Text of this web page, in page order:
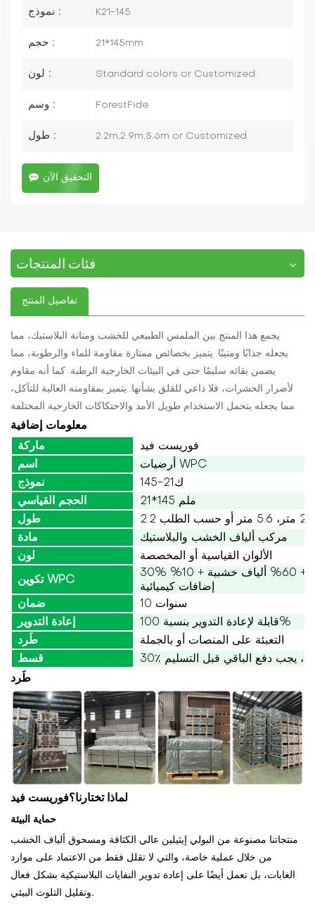
نموذج : K21-145
حجم : 21*145mm
لون : Standard colors or Customized
وسم : ForestFide
طول : 2.2m,2.9m,5.6m or Customized
التحقيق الآن
فئات المنتجات
تفاصيل المنتج
يجمع هذا المنتج بين الملمس الطبيعي للخشب ومتانة البلاستيك، مما
يجعله جذابًا ومتينًا. يتميز بخصائص ممتازة مقاومة للماء والرطوبة، مما
يضمن بقائه سليمًا حتى في البيئات الخارجية الرطبة. كما أنه مقاوم
لأضرار الحشرات، فلا داعي للقلق بشأنها. يتميز بمقاومته العالية للتآكل،
معلومات إضافية
ماركة
فوريست فيد
اسم
أرضيات WPC
نموذج
ك21-145
الحجم القياسي
21*145 ملم
طول
مادة
مركب ألياف الخشب والبلاستيك
لون
الألوان القياسية أو المخصصة
تكوين WPC
30% بولي إيثيلين عالي الكثافة + 60% ألياف خشبية + 10%
إضافات كيميائية
ضمان
10 سنوات
إعادة التدوير
قابلة لإعادة التدوير بنسبة 100%
طَرد
التعبئة على المنصات أو بالجملة
قسط
يجب دفع الباقي قبل التسليم
طَرد
لماذا تختارنا؟فوريست فيد
حماية البيئة
منتجاتنا مصنوعة من البولي إيثيلين عالي الكثافة ومسحوق ألياف الخشب
من خلال عملية خاصة، والتي لا تقلل فقط من الاعتماد على موارد
الغابات، بل تعمل أيضًا على إعادة تدوير النفايات البلاستيكية بشكل فعال
وتقليل التلوث البيئي.